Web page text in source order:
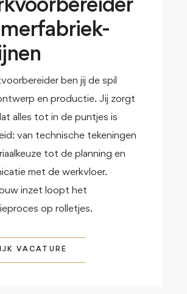
ben jij de spil
en productie. Jij zorgt
alles tot in de puntjes is
van technische tekeningen
tot de planning en
met de werkvloer.
inzet loopt het
op rolletjes.
VACATURE